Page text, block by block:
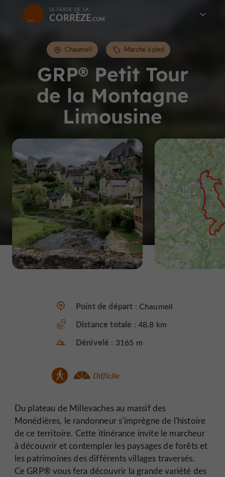
LE GUIDE DE LA
CORRÈZE
GRP® Petit Tour
de la Montagne
Limousine
Chaumeil Marche à pied
Point de départ : Chaumeil
Distance totale : 48,8 km
Dénivelé : 3165 m
Difficile
Du plateau de Millevaches au massif des
Monédières, le randonneur s'imprègne de l'histoire
de ce territoire. Cette itinérance invite le marcheur
à découvrir et contempler les paysages de forêts et
les patrimoines des différents villages traversés.
Ce GRP® vous fera découvrir la grande variété des